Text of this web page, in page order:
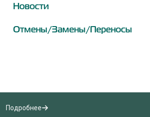
Новости
Отмены/Замены/Переносы
Подробнее